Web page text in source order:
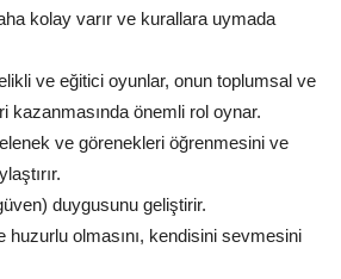
kolay varır ve kurallara uymada
ve eğitici oyunlar, onun toplumsal ve
kazanmasında önemli rol oynar.
ve görenekleri öğrenmesini ve
duygusunu geliştirir.
huzurlu olmasını, kendisini sevmesini